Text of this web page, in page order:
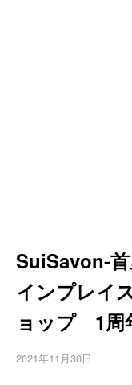
SuiSavon-
インプレイ
ョップ 1周
2021年11月30日